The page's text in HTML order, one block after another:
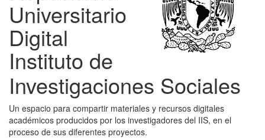
Universitario
Digital
Instituto de
Investigaciones Sociales
Un espacio para compartir materiales y recursos digitales
académicos producidos por los investigadores del IIS, en el
proceso de sus diferentes proyectos.